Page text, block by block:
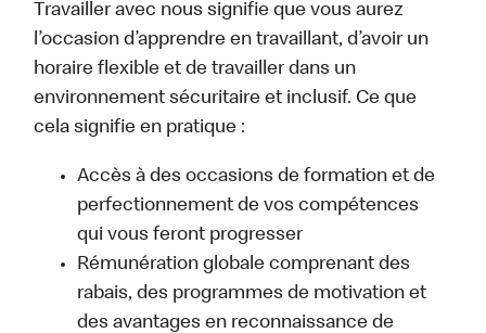
Travailler avec nous signifie que vous aurez
l’occasion d’apprendre en travaillant, d’avoir un
horaire flexible et de travailler dans un
environnement sécuritaire et inclusif. Ce que
cela signifie en pratique :
Accès à des occasions de formation et de
perfectionnement de vos compétences
qui vous feront progresser
Rémunération globale comprenant des
rabais, des programmes de motivation et
des avantages en reconnaissance de